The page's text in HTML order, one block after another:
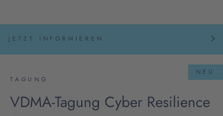
JETZT INFORMIEREN
TAGUNG
VDMA-Tagung Cyber Resilience
NEU